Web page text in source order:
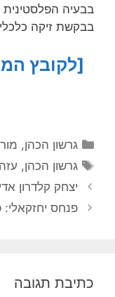
בבעיה
בבקשת זיקה
[לקובץ
קטגוריות
גרשון הכהן,
תגיות
גרשון הכהן, עזה
יצחק קלדרון
פנחס יחזקאלי:
כתיבת תגובה